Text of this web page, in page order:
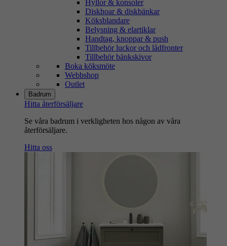
Hyllor & konsoler
Diskhoar & diskbänkar
Köksblandare
Belysning & elartiklar
Handtag, knoppar & push
Tillbehör luckor och lådfronter
Tillbehör bänkskivor
Boka köksmöte
Webbshop
Outlet
Badrum
Hitta återförsäljare
Se våra badrum i verkligheten hos någon av våra
återförsäljare.
Hitta oss